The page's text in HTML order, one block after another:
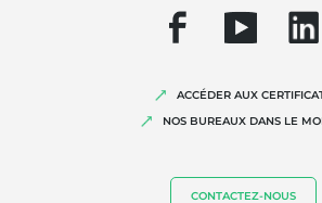
ACCÉDER AUX
NOS BUREAUX DANS LE
CONTACTEZ-NOUS